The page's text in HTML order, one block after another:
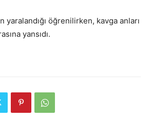
öğrenilirken, kavga anları
yansıdı.